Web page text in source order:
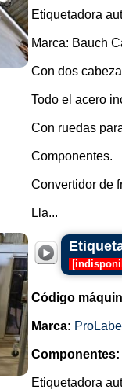
Etiquetadora
Marca: Bauch
Con dos
Todo el acero
Con ruedas
Componentes.
Convertidor de
Lla...
[
Código
Marca:
Componentes:
Etiquetadora